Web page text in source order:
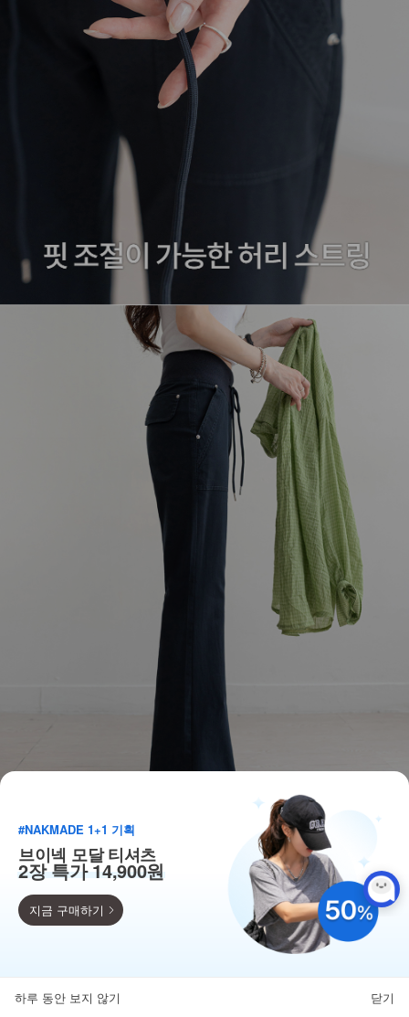
득템찬스
#NAKMADE 1+1 기획
브이넥 모달 티셔츠
2장 특가 14,900원
지금 구매하기
하루 동안 보지 않기 닫기
뒤로가기 카테고리 마이페이지